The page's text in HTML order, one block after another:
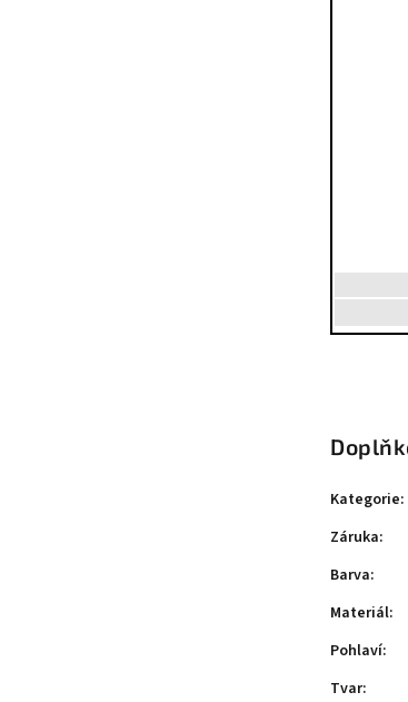
Kategorie:
Záruka:
Barva:
Materiál:
Pohlaví:
Tvar: